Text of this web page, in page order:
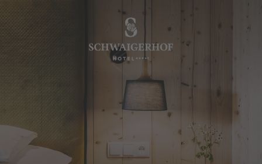
Der Schwaigerhof
Zimmer & Angebote
Kulinarik
Wellness & Spa